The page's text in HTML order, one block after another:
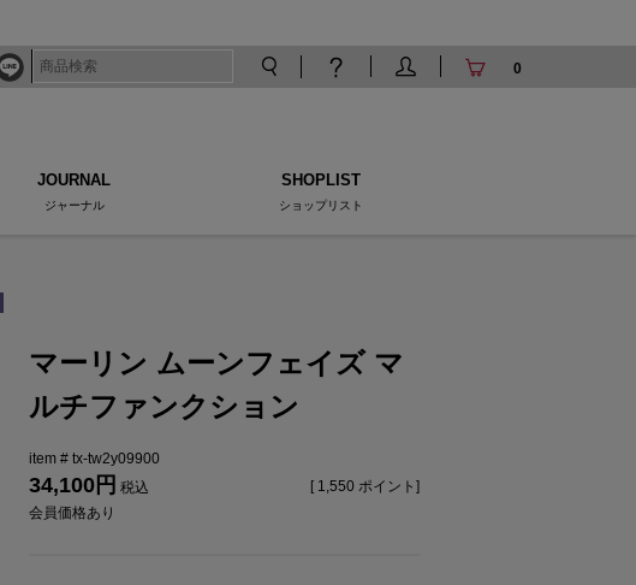
0
JOURNAL
ジャーナル
SHOPLIST
ショップリスト
マーリン ムーンフェイズ マ
ルチファンクション
tx-tw2y09900
34,100
税込
会員価格あり
[ 1,550 ポイント]